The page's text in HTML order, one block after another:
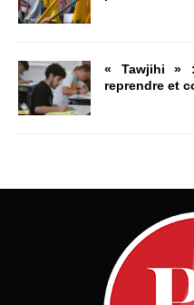
« Tawjihi »
reprendre et